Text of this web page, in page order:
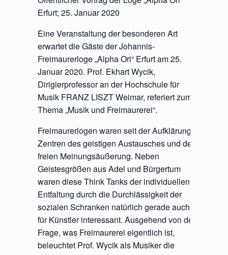
Erfurt; 25. Januar 2020
Eine Veranstaltung der besonderen Art
erwartet die Gäste der Johannis-
Freimaurerloge „Alpha Ori“ Erfurt am 25.
Januar 2020. Prof. Ekhart Wycik,
Dirigierprofessor an der Hochschule für
Musik FRANZ LISZT Weimar, referiert zum
Thema „Musik und Freimaurerei“.
Freimaurerlogen waren seit der Aufklärung
Zentren des geistigen Austausches und der
freien Meinungsäußerung. Neben
Geistesgrößen aus Adel und Bürgertum
waren diese Think Tanks der individuellen
Entfaltung durch die Durchlässigkeit der
sozialen Schranken natürlich gerade auch
für Künstler interessant. Ausgehend von der
Frage, was Freimaurerei eigentlich ist,
beleuchtet Prof. Wycik als Musiker die